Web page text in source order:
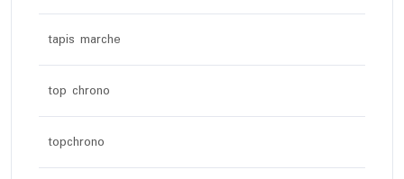
tapis marche
top chrono
topchrono